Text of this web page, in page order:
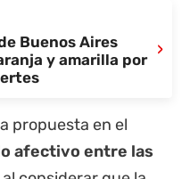
Buenos Aires
y amarilla por ›
propuesta en el
afectivo entre las